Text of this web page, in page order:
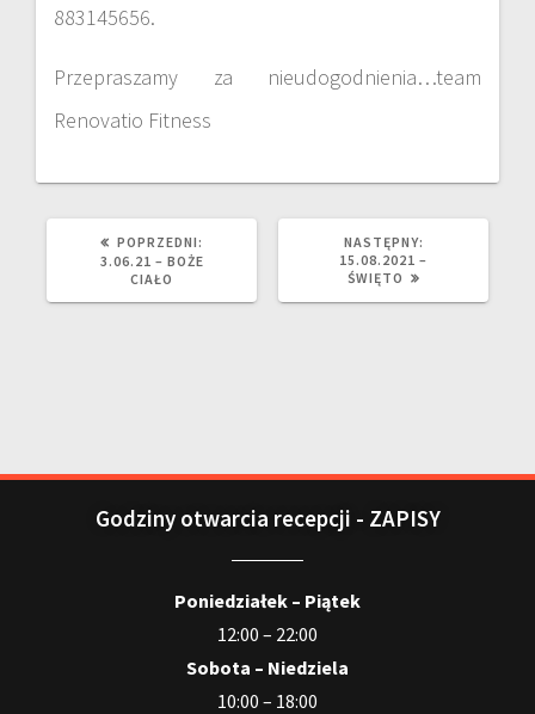
883145656.
Przepraszamy za nieudogodnienia…team
Renovatio Fitness
POPRZEDNI:
3.06.21 – BOŻE
CIAŁO
NASTĘPNY:
15.08.2021 –
ŚWIĘTO
Godziny otwarcia recepcji - ZAPISY
Poniedziałek – Piątek
12:00 – 22:00
Sobota – Niedziela
10:00 – 18:00